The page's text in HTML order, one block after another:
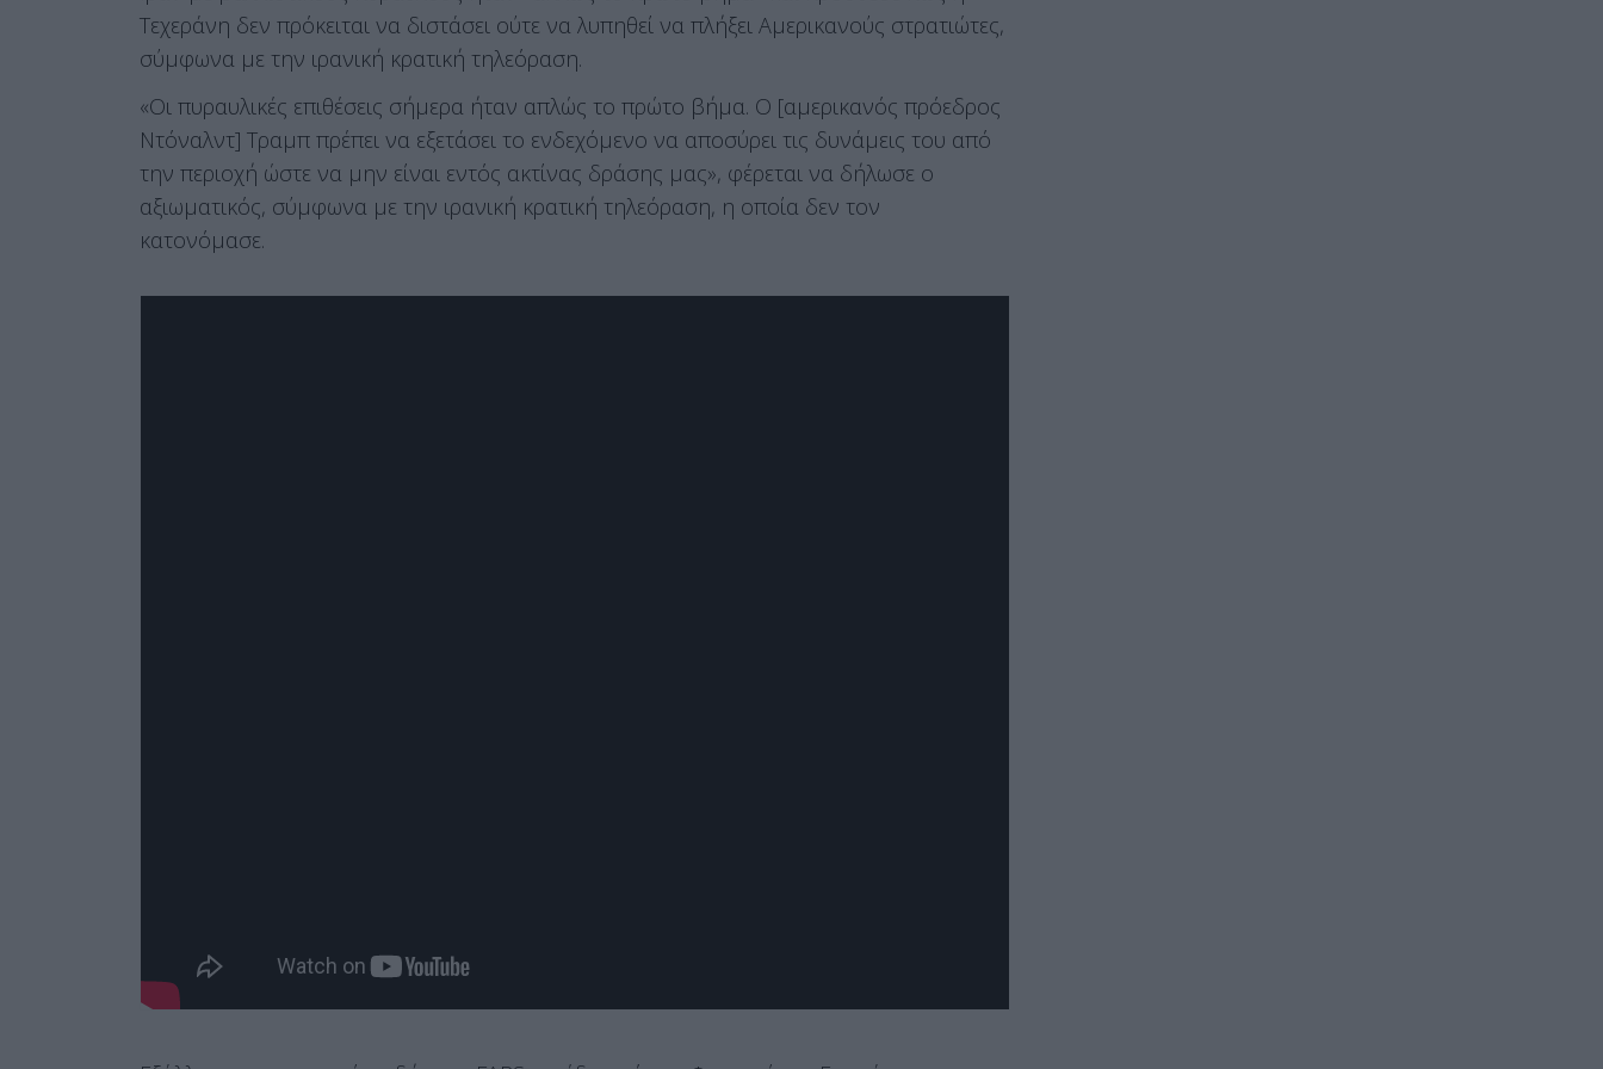
Τεχεράνη δεν πρόκειται να διστάσει ούτε να λυπηθεί να πλήξει Αμερικανούς στρατιώτες,
σύμφωνα με την ιρανική κρατική τηλεόραση.
«Οι πυραυλικές επιθέσεις σήμερα ήταν απλώς το πρώτο βήμα. Ο [αμερικανός πρόεδρος
Ντόναλντ] Τραμπ πρέπει να εξετάσει το ενδεχόμενο να αποσύρει τις δυνάμεις του από
την περιοχή ώστε να μην είναι εντός ακτίνας δράσης μας», φέρεται να δήλωσε ο
αξιωματικός, σύμφωνα με την ιρανική κρατική τηλεόραση, η οποία δεν τον
κατονόμασε.